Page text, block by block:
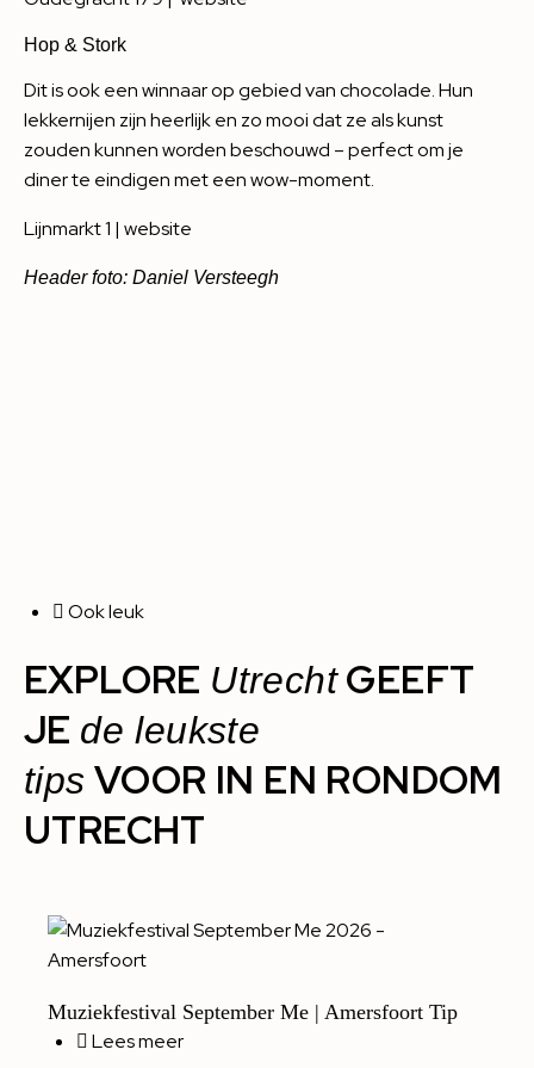
Hop & Stork
Dit is ook een winnaar op gebied van chocolade. Hun
lekkernijen zijn heerlijk en zo mooi dat ze als kunst
zouden kunnen worden beschouwd – perfect om je
diner te eindigen met een wow-moment.
Lijnmarkt 1 | website
Header foto: Daniel Versteegh
Ook leuk
EXPLORE UtrechtGEEFT
JE de leukste
tips VOOR IN EN RONDOM
UTRECHT
Muziekfestival September Me | Amersfoort Tip
Lees meer